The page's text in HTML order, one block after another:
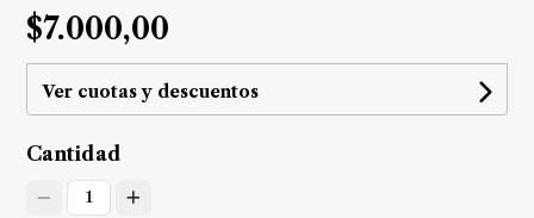
$7.000,00
Ver cuotas y descuentos
Cantidad
1